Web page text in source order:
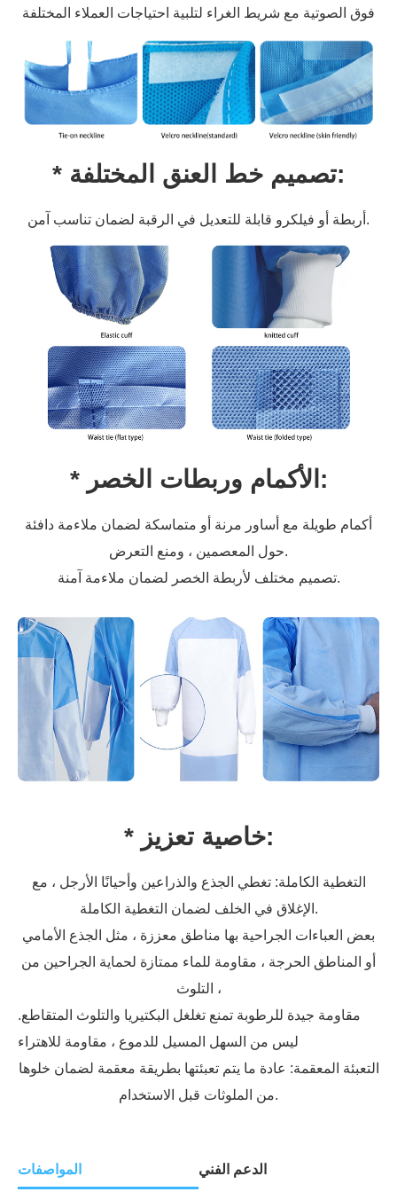
فوق الصوتية مع شريط الغراء لتلبية احتياجات العملاء المختلفة
* تصميم خط العنق المختلفة:
أربطة أو فيلكرو قابلة للتعديل في الرقبة لضمان تناسب آمن.
* الأكمام وربطات الخصر:
أكمام طويلة مع أساور مرنة أو متماسكة لضمان ملاءمة دافئة
حول المعصمين ، ومنع التعرض.
تصميم مختلف لأربطة الخصر لضمان ملاءمة آمنة.
* خاصية تعزيز:
التغطية الكاملة: تغطي الجذع والذراعين وأحيانًا الأرجل ، مع
الإغلاق في الخلف لضمان التغطية الكاملة.
بعض العباءات الجراحية بها مناطق معززة ، مثل الجذع الأمامي
أو المناطق الحرجة ، مقاومة للماء ممتازة لحماية الجراحين من
التلوث ،
مقاومة جيدة للرطوبة تمنع تغلغل البكتيريا والتلوث المتقاطع.
ليس من السهل المسيل للدموع ، مقاومة للاهتراء
التعبئة المعقمة: عادة ما يتم تعبئتها بطريقة معقمة لضمان خلوها
من الملوثات قبل الاستخدام.
المواصفات الدعم الفني